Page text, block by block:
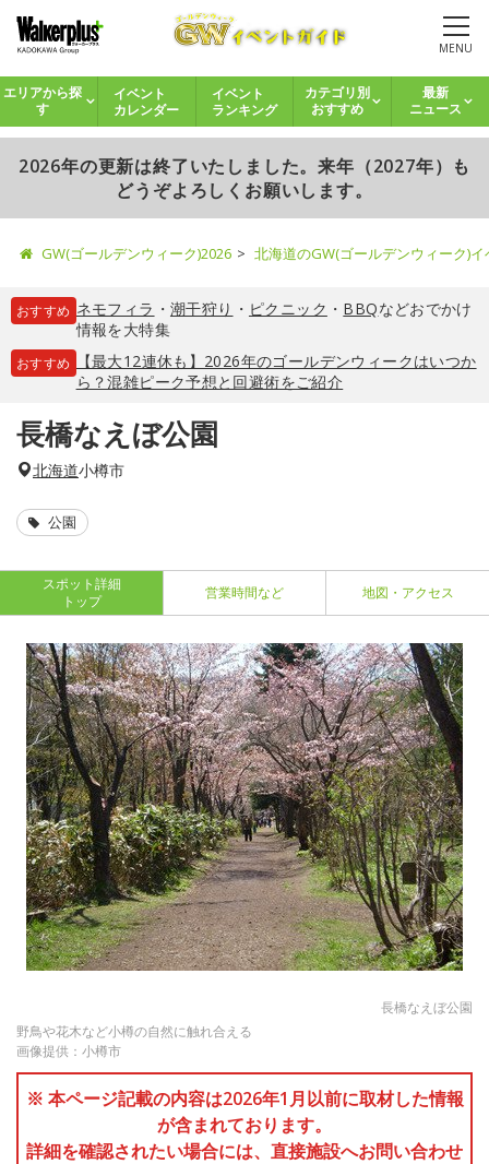
MENU
エリアから探
す
イベント
カレンダー
イベント
ランキング
カテゴリ別
おすすめ
最新
ニュース
2026年の更新は終了いたしました。来年（2027年）も
どうぞよろしくお願いします。
GW(ゴールデンウィーク)2026 北海道のGW(ゴールデンウィーク)
おすすめ ネモフィラ ・ 潮干狩り ・ ピクニック ・ BBQなどおでかけ
情報を大特集
おすすめ
【最大12連休も】2026年のゴールデンウィークはいつか
ら？混雑ピーク予想と回避術をご紹介
長橋なえぼ公園
北海道小樽市
公園
スポット詳細
トップ
営業時間など 地図・アクセス
長橋なえぼ公園
野鳥や花木など小樽の自然に触れ合える
画像提供：小樽市
※ 本ページ記載の内容は2026年1月以前に取材した情報
が含まれております。
詳細を確認されたい場合には、直接施設へお問い合わせ